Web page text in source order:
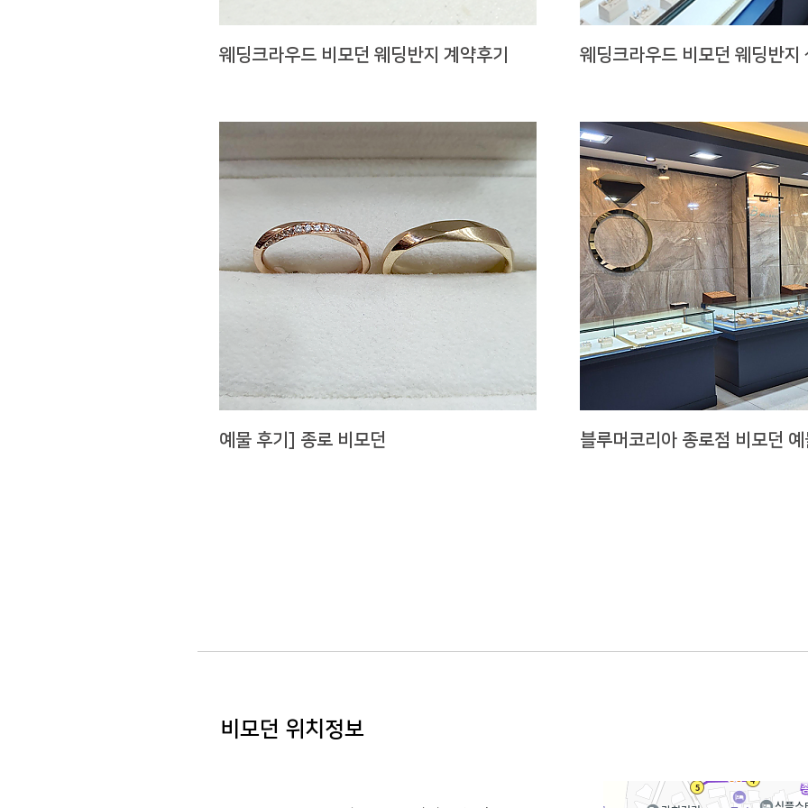
웨딩크라우드 비모던 웨딩반지 계약후기 웨딩크라우드 비모던 웨딩반지
예물 후기] 종로 비모던 블루머코리아 종로점 비모던
비모던 위치정보